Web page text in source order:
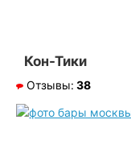
Кон-Тики
Отзывы: 38